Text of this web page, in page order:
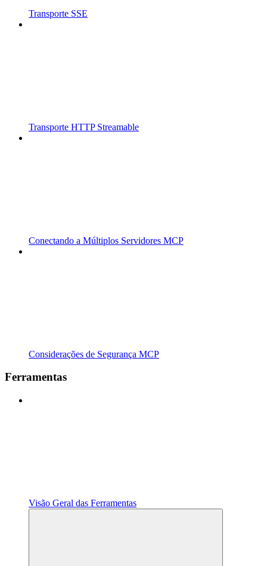
Transporte SSE
Transporte HTTP Streamable
Conectando a Múltiplos Servidores MCP
Considerações de Segurança MCP
Ferramentas
Visão Geral das Ferramentas